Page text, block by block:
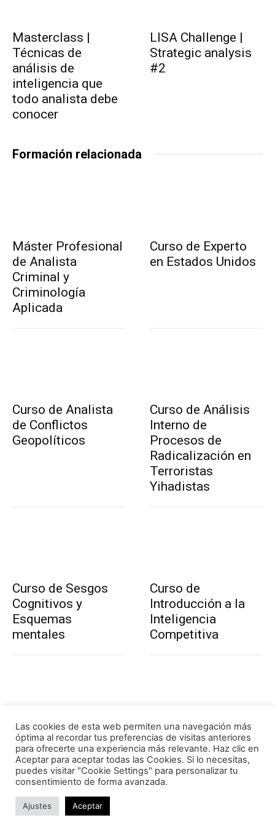
Masterclass |
Técnicas de
análisis de
inteligencia que
todo analista debe
conocer
LISA Challenge |
Strategic analysis
#2
Formación relacionada
Máster Profesional
de Analista
Criminal y
Criminología
Aplicada
Curso de Experto
en Estados Unidos
Curso de Analista
de Conflictos
Geopolíticos
Curso de Análisis
Interno de
Procesos de
Radicalización en
Terroristas
Yihadistas
Curso de Sesgos
Cognitivos y
Esquemas
mentales
Curso de
Introducción a la
Inteligencia
Competitiva
Curso de Analista
IMINT
especializado en
Bases y vehículos
militares,
instalaciones
Curso de Experto
en Análisis e
Investigación del
Narcoterrorismo
Las cookies de esta web permiten una navegación más
óptima al recordar tus preferencias de visitas anteriores
para ofrecerte una experiencia más relevante. Haz clic en
Aceptar para aceptar todas las Cookies. Si lo necesitas,
puedes visitar "Cookie Settings" para personalizar tu
consentimiento de forma avanzada.
Ajustes Aceptar